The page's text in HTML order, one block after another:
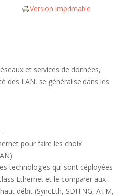
Version imprimable
et services de données,
des LAN, se généralise dans les
pour faire les choix
technologies qui sont déployées
Ethernet et le comparer aux
débit (SyncEth, SDH NG, ATM,